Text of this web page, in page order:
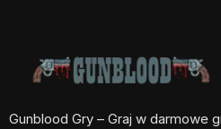
Gunblood Gry – Graj w darmowe